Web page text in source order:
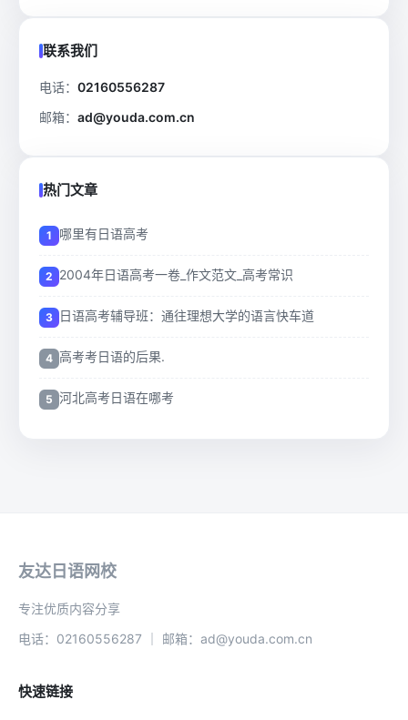
联系我们
电话： 02160556287
邮箱： ad@youda.com.cn
热门文章
哪里有日语高考
2004年日语高考一卷_作文范文_高考常识
日语高考辅导班：通往理想大学的语言快车道
高考考日语的后果.
河北高考日语在哪考
友达日语网校
专注优质内容分享
电话：02160556287 ｜ 邮箱：ad@youda.com.cn
快速链接